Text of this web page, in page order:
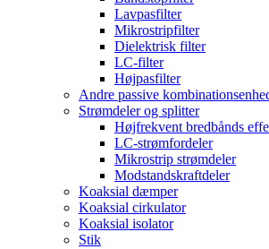
Lavpasfilter
Mikrostripfilter
Dielektrisk filter
LC-filter
Højpasfilter
Andre passive
Strømdeler og splitter
Højfrekvent bredbånds
LC-strømfordeler
Mikrostrip strømdeler
Modstandskraftdeler
Koaksial dæmper
Koaksial cirkulator
Koaksial isolator
Stik